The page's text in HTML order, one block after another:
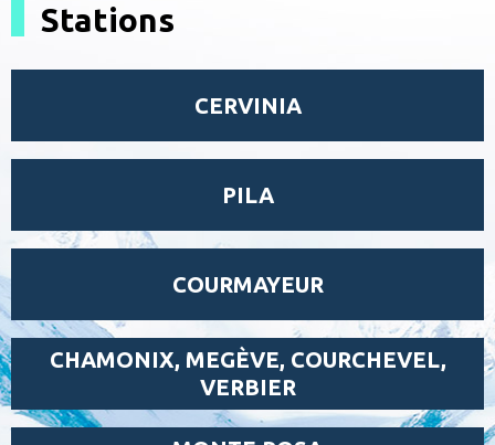
Stations
CERVINIA
PILA
COURMAYEUR
CHAMONIX, MEGÈVE, COURCHEVEL,
VERBIER